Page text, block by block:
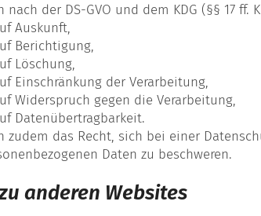
nach der DS-GVO und dem KDG (§§ 17
Auskunft,
Berichtigung,
Löschung,
Einschränkung der Verarbeitung,
Widerspruch gegen die Verarbeitung,
Datenübertragbarkeit.
zudem das Recht, sich bei einer
Daten zu beschweren.
anderen Websites